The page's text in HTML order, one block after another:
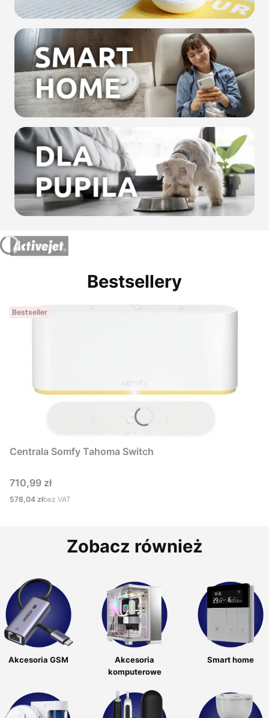
Bestsellery
Bestseller
Centrala Somfy Tahoma Switch
Cena
710,99 zł
Cena
578,04 złbez VAT
Zobacz również
Akcesoria GSM
Akcesoria
komputerowe
Smart home